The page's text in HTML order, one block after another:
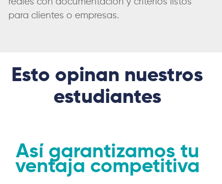
reales con documentación y criterios listos
para clientes o empresas.
Esto opinan nuestros
estudiantes
Así garantizamos tu
ventaja competitiva